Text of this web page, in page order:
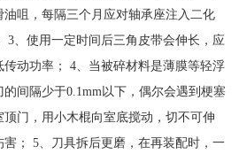
咀，每隔三个月应对轴承座注入二化
3、使用一定时间后三角皮带会伸长，应
动功率； 4、当被碎材料是薄膜等轻浮
间隔少于0.1mm以下，偶尔会遇到梗塞
门，用小木棍向室底搅动，切不可伸
； 5、刀具拆后更磨，在再装配时，一